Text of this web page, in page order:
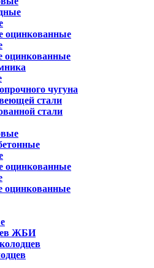
оцинкованные
оцинкованные
чугуна
стали
стали
оцинкованные
оцинкованные
ЖБИ